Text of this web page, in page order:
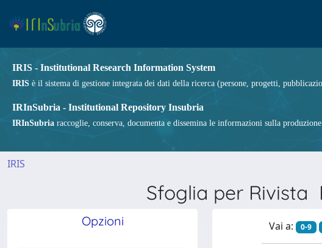
IRIS - Institutional Research Information System
IRIS è il sistema di gestione integrata dei dati della ricerca (persone, progetti,
IRInSubria - Institutional Repository Insubria
IRInSubria raccoglie, conserva, documenta e dissemina le informazioni sulla
IRIS
Sfoglia per Rivista
Opzioni Vai a: 0-9